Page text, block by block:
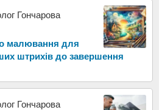
Гончарова
малювання для
штрихів до завершення
Гончарова